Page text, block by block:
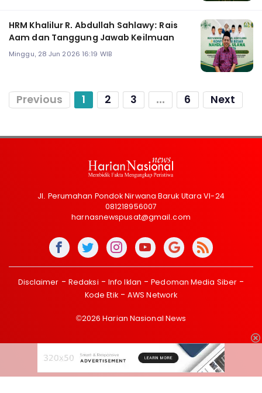
HRM Khalilur R. Abdullah Sahlawy: Rais
Aam dan Tanggung Jawab Keilmuan
Minggu, 28 Jun 2026 16:19 WIB
Previous 1 2 3 ... 6 Next
Jl. Perumahan Pondok Nirwana Baruk Utara VI-24
081218956007
harnasnewspusat@gmail.com
Disclaimer Redaksi Info Iklan
Pedoman Media Siber
Kode Etik
AWS Network
©2026 Harian Nasional News